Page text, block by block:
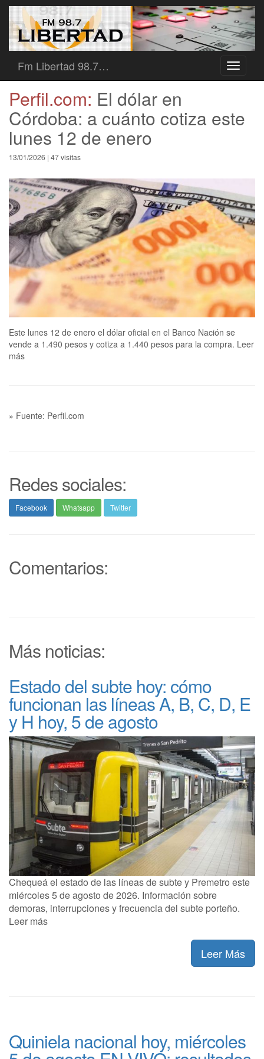
Toggle
Fm Libertad 98.7…
Perfil.com: El dólar en
Córdoba: a cuánto cotiza este
lunes 12 de enero
13/01/2026 | 47 visitas
Este lunes 12 de enero el dólar oficial en el Banco Nación se
vende a 1.490 pesos y cotiza a 1.440 pesos para la compra. Leer
más
» Fuente: Perfil.com
Redes sociales:
Facebook Whatsapp Twitter
Comentarios:
Más noticias:
Estado del subte hoy: cómo
funcionan las líneas A, B, C, D, E
y H hoy, 5 de agosto
Chequeá el estado de las líneas de subte y Premetro este
miércoles 5 de agosto de 2026. Información sobre
demoras, interrupciones y frecuencia del subte porteño.
Leer más
Leer Más
Quiniela nacional hoy, miércoles